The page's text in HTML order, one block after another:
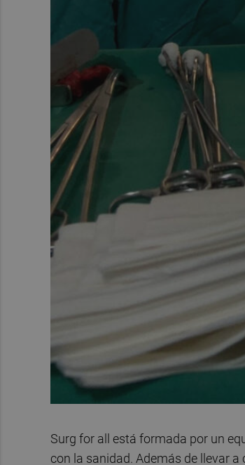
Surg for all está formada por un
con la sanidad. Además de llevar